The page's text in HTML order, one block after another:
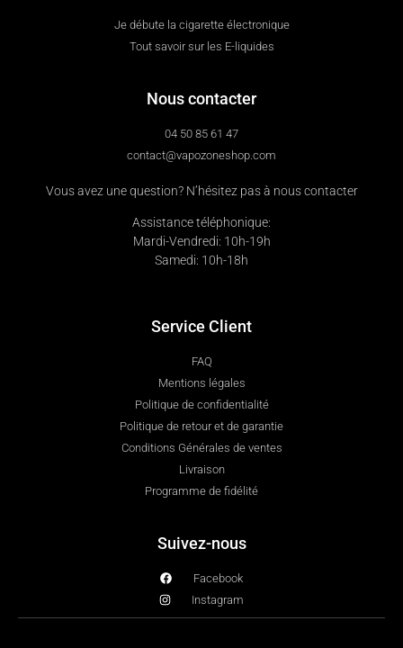
Je débute la cigarette électronique
Tout savoir sur les E-liquides
Nous contacter
04 50 85 61 47
contact@vapozoneshop.com
Vous avez une question? N’hésitez pas à nous contacter
Assistance téléphonique:
Mardi-Vendredi: 10h-19h
Samedi: 10h-18h
Service Client
FAQ
Mentions légales
Politique de confidentialité
Politique de retour et de garantie
Conditions Générales de ventes
Livraison
Programme de fidélité
Suivez-nous
Facebook
Instagram